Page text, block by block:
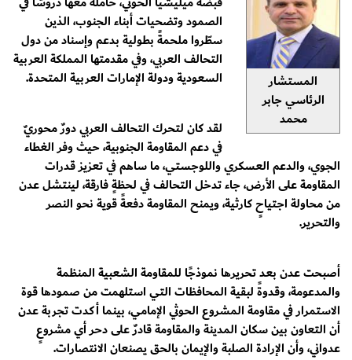
المستشار
الرئاسي جابر
محمد
الصمود وتضحيات أبناء الجنوب، الذين
سطّروا ملحمةً بطولية بدعم وإسناد من دول
التحالف العربي، وفي مقدمتها المملكة العربية
السعودية ودولة الإمارات العربية المتحدة.
لقد كان لتحرك التحالف العربي دورٌ محوريٌ
في دعم المقاومة الجنوبية، حيث وفر الغطاء
الجوي، والدعم العسكري واللوجستي، ما ساهم في تعزيز قدرات
المقاومة على الأرض، جاء تدخل التحالف في لحظةٍ فارقة، لينتشل عدن
من محاولة اجتياحٍ كارثية، ويمنح المقاومة دفعةً قوية نحو النصر
والتحرير.
أصبحت عدن بعد تحريرها نموذجًا للمقاومة الشعبية المنظمة
والمدعومة، وقدوةً لبقية المحافظات التي استلهمت من صمودها قوة
الاستمرار في مقاومة المشروع الحوثي الإمامي، بينما أكدت تجربة عدن
أن التعاون بين سكان المدينة والمقاومة قادرٌ على دحر أي مشروعٍ
عدواني، وأن الإرادة الصلبة والإيمان بالحق يصنعان الانتصارات.